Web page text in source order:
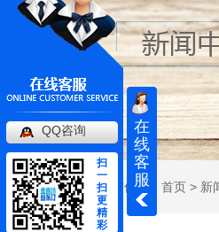
当前位置： 首页 > 新
在
线
客
服
QQ咨询
扫
一
扫
更
精
彩